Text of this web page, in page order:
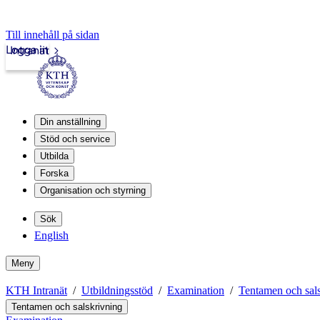
Till innehåll på sidan
Intranät
Logga in
Din anställning
Stöd och service
Utbilda
Forska
Organisation och styrning
Sök
English
Meny
KTH Intranät Utbildningsstöd Examination Tentamen och
Tentamen och salskrivning